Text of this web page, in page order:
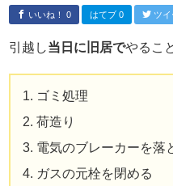
相見積り
住所変更
引越し
いいね！ 0 はてブ 0 ツイ
引越し当日に旧居でやるこ
ゴミ処理
荷造り
電気のブレーカーを落
ガスの元栓を閉める